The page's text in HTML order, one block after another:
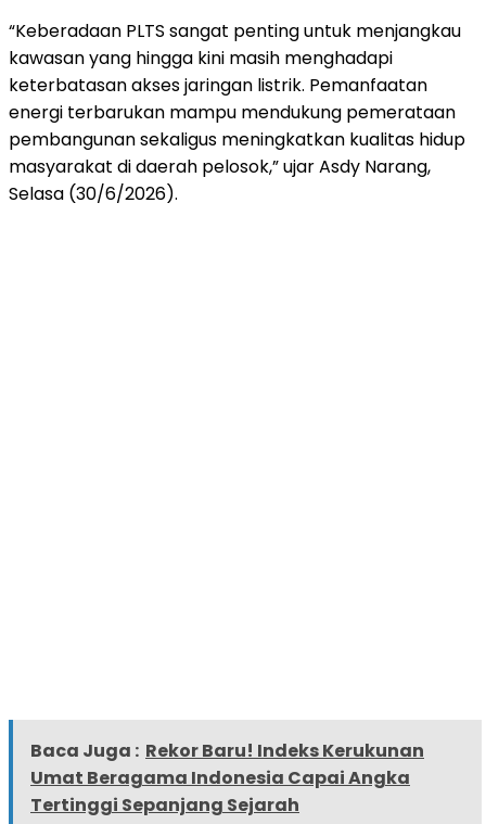
“Keberadaan PLTS sangat penting untuk menjangkau
kawasan yang hingga kini masih menghadapi
keterbatasan akses jaringan listrik. Pemanfaatan
energi terbarukan mampu mendukung pemerataan
pembangunan sekaligus meningkatkan kualitas hidup
masyarakat di daerah pelosok,” ujar Asdy Narang,
Selasa (30/6/2026).
Baca Juga : Rekor Baru! Indeks Kerukunan
Umat Beragama Indonesia Capai Angka
Tertinggi Sepanjang Sejarah